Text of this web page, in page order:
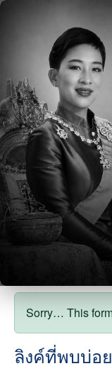
ข้ามไปยังเนื้อหาหลัก
🌐 ประเทศไทย
April 3, 2017
Downloads
Lower
สถานะข้อ
Sorry… This
ลิงค์ที่พบบ่อย